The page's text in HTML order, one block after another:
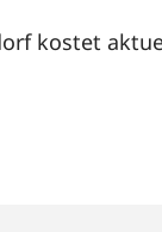
kostet